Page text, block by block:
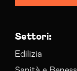
Settori:
Edilizia